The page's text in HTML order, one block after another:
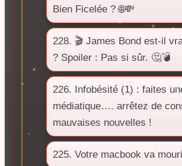
Bien Ficelée ? 🌐💸
228. 🎬 James Bond est-il
? Spoiler : Pas si sûr. 🤔💣
226. Infobésité (1) : faites
médiatique…. arrêtez de
mauvaises nouvelles !
225. Votre macbook va